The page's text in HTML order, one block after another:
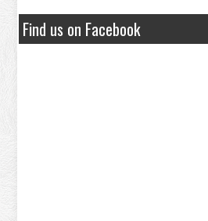
Find us on Facebook